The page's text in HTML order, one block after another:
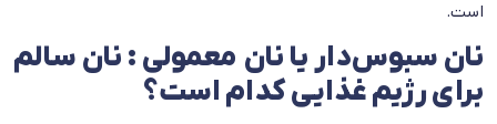
است.
نان سبوس‌دار یا نان معمولی : نان سالم
برای رژیم غذایی کدام است؟